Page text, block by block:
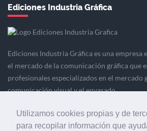
Utilizamos cookies propias y de
para recopilar información que
Ediciones Industria Gráfica
Ediciones Industria Gráfica es una empresa
el mercado de la comunicación gráfica que
profesionales especializados en el mercado
comunicación visual y el envasado.